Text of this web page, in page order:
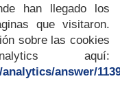
han llegado los
que visitaron.
sobre las cookies
aquí:
answer/